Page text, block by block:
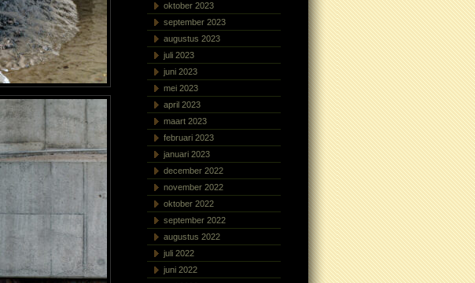
oktober 2023
september 2023
augustus 2023
juli 2023
juni 2023
mei 2023
april 2023
maart 2023
februari 2023
januari 2023
december 2022
november 2022
oktober 2022
september 2022
augustus 2022
juli 2022
juni 2022